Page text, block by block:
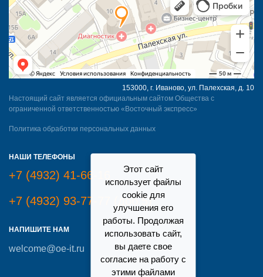
153000, г. Иваново, ул. Палехская, д. 10
Настоящий сайт является официальным сайтом Общества с
ограниченной ответственностью «Восточный экспресс»
Политика обработки персональных данных
НАШИ ТЕЛЕФОНЫ
+7 (4932) 41-66-16
+7 (4932) 93-77-77 (доб.5)
НАПИШИТЕ НАМ
welcome@oe-it.ru
Этот сайт
использует файлы
cookie для
улучшения его
работы. Продолжая
использовать сайт,
вы даете свое
согласие на работу с
этими файлами